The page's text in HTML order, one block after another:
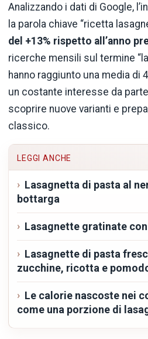
Analizzando i dati di Google,
la parola chiave “ricetta
del +13% rispetto all’anno
ricerche mensili sul termine
hanno raggiunto una media di
un costante interesse da
scoprire nuove varianti e
classico.
LEGGI ANCHE
Lasagnetta di pasta al
bottarga
Lasagnette gratinate
Lasagnette di pasta
zucchine, ricotta e
Le calorie nascoste nei
come una porzione di